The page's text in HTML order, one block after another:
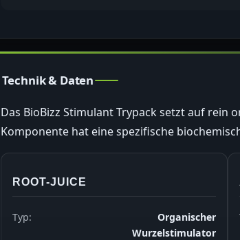
Technik & Daten
Das BioBizz Stimulant Trypack setzt auf rein
Komponente hat eine spezifische
ROOT-JUICE
Typ:
Organischer
Wurzelstimulator